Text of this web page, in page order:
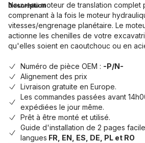
Description
Nouveau moteur de translation complet
comprenant à la fois le moteur
vitesses/engrenage planétaire. Le
actionne les chenilles de votre
qu'elles soient en caoutchouc ou en
Numéro de pièce OEM : -P/N-
Alignement des prix
Livraison gratuite en Europe.
Les commandes passées avant
expédiées le jour même.
Prêt à être monté et utilisé.
Guide d'installation de 2 pages
langues FR, EN, ES, DE, PL et RO